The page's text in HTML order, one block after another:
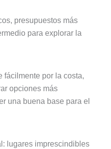
presupuestos más
para explorar la
fácilmente por la costa,
opciones más
una buena base para el
lugares imprescindibles